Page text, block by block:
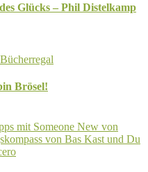
Glücks – Phil Distelkamp
Brösel!